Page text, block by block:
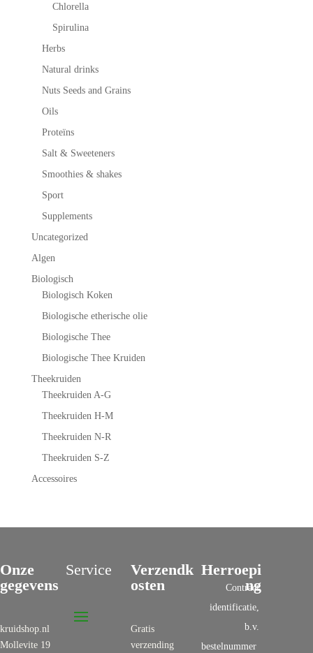
Chlorella
Spirulina
Herbs
Natural drinks
Nuts Seeds and Grains
Oils
Proteïns
Salt & Sweeteners
Smoothies & shakes
Sport
Supplements
Uncategorized
Algen
Biologisch
Biologisch Koken
Biologische etherische olie
Biologische Thee
Biologische Thee Kruiden
Theekruiden
Theekruiden A-G
Theekruiden H-M
Theekruiden N-R
Theekruiden S-Z
Accessoires
Onze
gegevens
kruidshop.nl
Mollevite 19
Service
Verzendk
osten
Gratis
verzending
Herroepi
ng
Contract
identificatie,
b.v.
bestelnummer